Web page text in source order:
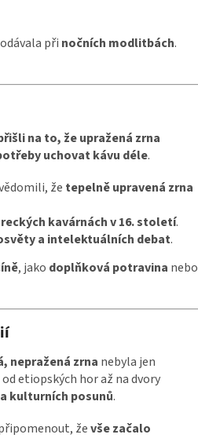
při nočních modlitbách.
na to, že upražená zrna
uchovat kávu déle.
že tepelně upravená zrna
kavárnáchv16. století.
a intelektuálních debat.
, jako doplňková potravina nebo
nepražená zrna nebyla jen
od etiopských hor až na dvory
kulturních posunů.
ževše začalo